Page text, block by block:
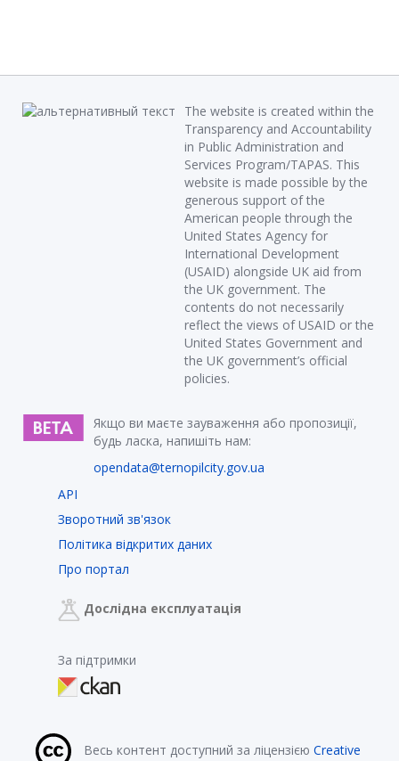
The website is created within the
Transparency and Accountability
in Public Administration and
Services Program/TAPAS. This
website is made possible by the
generous support of the
American people through the
United States Agency for
International Development
(USAID) alongside UK aid from
the UK government. The
contents do not necessarily
reflect the views of USAID or the
United States Government and
the UK government’s official
policies.
Якщо ви маєте зауваження або пропозиції,
будь ласка, напишіть нам:
opendata@ternopilcity.gov.ua
API
Зворотний зв'язок
Політика відкритих даних
Про портал
Дослідна експлуатація
За підтримки
Весь контент доступний за ліцензією Creative